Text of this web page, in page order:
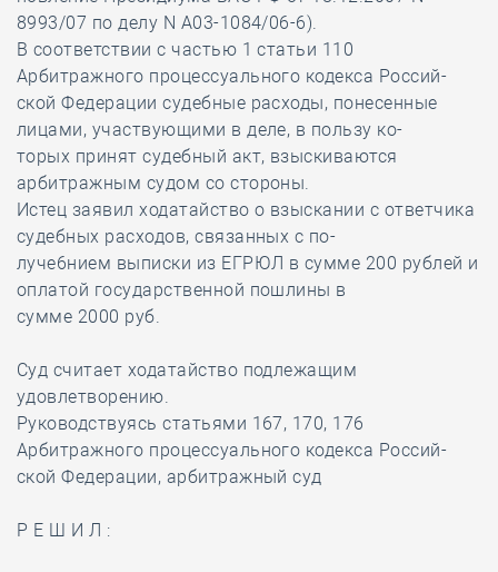
8993/07 по делу N А03-1084/06-6).
В соответствии с частью 1 статьи 110
Арбитражного процессуального кодекса Россий-
ской Федерации судебные расходы, понесенные
лицами, участвующими в деле, в пользу ко-
торых принят судебный акт, взыскиваются
арбитражным судом со стороны.
Истец заявил ходатайство о взыскании с ответчика
судебных расходов, связанных с по-
луче6нием выписки из ЕГРЮЛ в сумме 200 рублей и
оплатой государственной пошлины в
сумме 2000 руб.
Суд считает ходатайство подлежащим
удовлетворению.
Руководствуясь статьями 167, 170, 176
Арбитражного процессуального кодекса Россий-
ской Федерации, арбитражный суд
Р Е Ш И Л :